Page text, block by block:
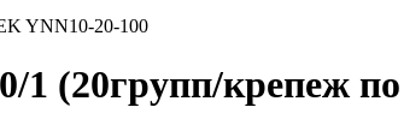
YNN10-20-100
(20групп/крепеж